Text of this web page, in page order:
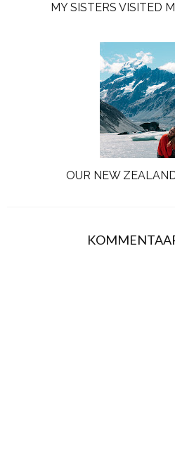
MY SISTERS VISITED
OUR NEW